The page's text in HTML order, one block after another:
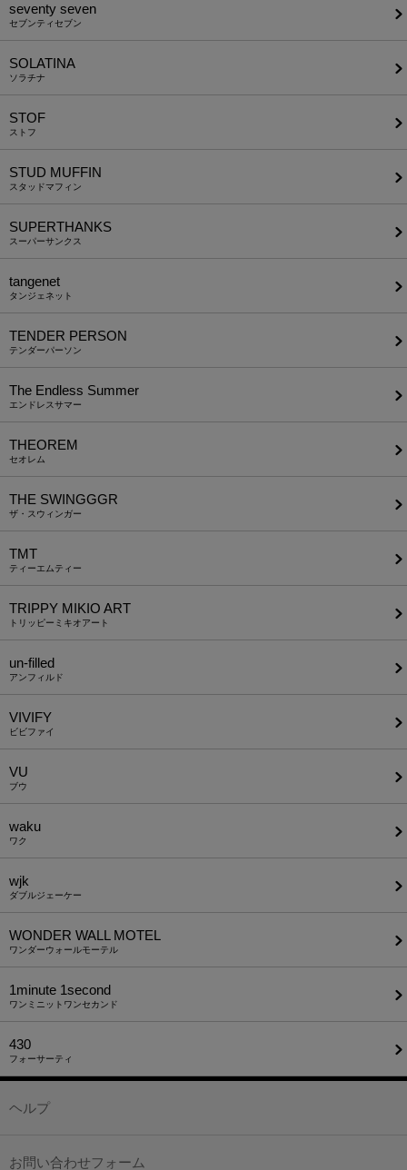
seventy seven
セブンティセブン
SOLATINA
ソラチナ
STOF
ストフ
STUD MUFFIN
スタッドマフィン
SUPERTHANKS
スーパーサンクス
tangenet
タンジェネット
TENDER PERSON
テンダーパーソン
The Endless Summer
エンドレスサマー
THEOREM
セオレム
THE SWINGGGR
ザ・スウィンガー
TMT
ティーエムティー
TRIPPY MIKIO ART
トリッピーミキオアート
un-filled
アンフィルド
VIVIFY
ビビファイ
VU
ブウ
waku
ワク
wjk
ダブルジェーケー
WONDER WALL MOTEL
ワンダーウォールモーテル
1minute​ 1second
ワンミニットワンセカンド
430
フォーサーティ
ヘルプ
お問い合わせフォーム